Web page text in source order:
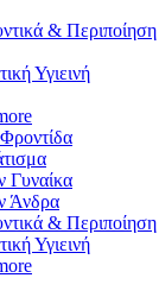
& Περιποίηση
Υγιεινή
Γυναίκα
Άνδρα
& Περιποίηση
Υγιεινή